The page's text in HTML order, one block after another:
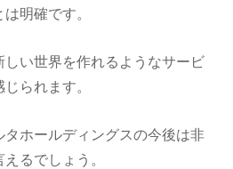
明確です。
しい世界を作れるようなサービ
られます。
ホールディングスの今後は非
るでしょう。